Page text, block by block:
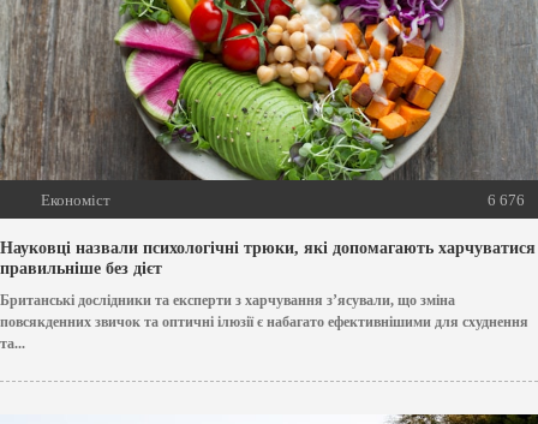
Економіст 6 676
Науковці назвали психологічні трюки, які допомагають харчуватися
правильніше без дієт
Британські дослідники та експерти з харчування з’ясували, що зміна
повсякденних звичок та оптичні ілюзії є набагато ефективнішими для схуднення
та...